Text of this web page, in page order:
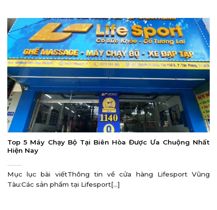
Top 5 Máy Chạy Bộ Tại Biên Hòa Được Ưa Chuộng Nhất
Hiện Nay
Mục lục bài viếtThông tin về cửa hàng Lifesport Vũng
Tàu:Các sản phẩm tại Lifesport[...]